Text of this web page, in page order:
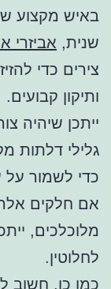
באיש מקצוע
שנית, אביזרי
צירים כדי
ותיקון קבועים.
ייתכן שיהיה
גלילי דלתות
כדי לשמור על
אם חלקים
מלוכלכים,
לחלוטין.
כמו כן, חשוב